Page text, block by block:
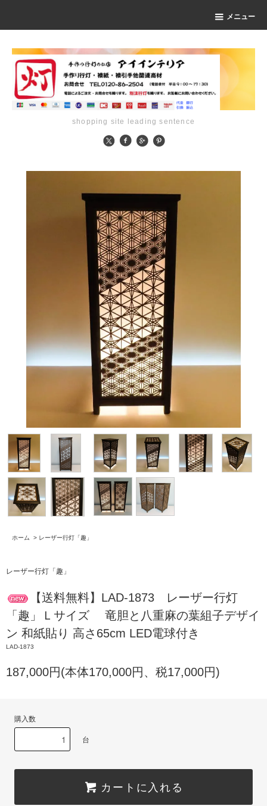
メニュー
shopping site leading sentence
ホーム > レーザー行灯「趣」
レーザー行灯「趣」
【送料無料】LAD-1873 レーザー行灯
「趣」Ｌサイズ 竜胆と八重麻の葉組子デザイ
ン 和紙貼り 高さ65cm LED電球付き
LAD-1873
187,000円(本体170,000円、税17,000円)
購入数
台
カートに入れる